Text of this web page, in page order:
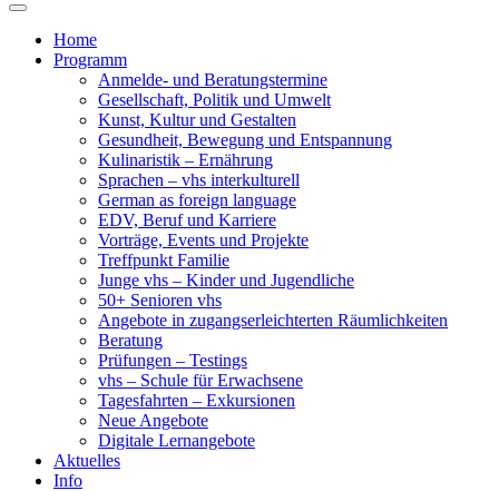
Home
Programm
Anmelde- und Beratungstermine
Gesellschaft, Politik und Umwelt
Kunst, Kultur und Gestalten
Gesundheit, Bewegung und Entspannung
Kulinaristik – Ernährung
Sprachen – vhs interkulturell
German as foreign language
EDV, Beruf und Karriere
Vorträge, Events und Projekte
Treffpunkt Familie
Junge vhs – Kinder und Jugendliche
50+ Senioren vhs
Angebote in zugangserleichterten Räumlichkeiten
Beratung
Prüfungen – Testings
vhs – Schule für Erwachsene
Tagesfahrten – Exkursionen
Neue Angebote
Digitale Lernangebote
Aktuelles
Info